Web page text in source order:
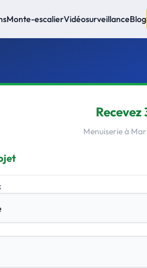
Monte-escalierVidéosurveillanceBlog
Menuiserie à